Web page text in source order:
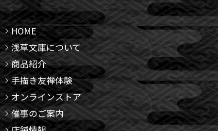
HOME
浅草文庫について
商品紹介
手描き友禅体験
オンラインストア
催事のご案内